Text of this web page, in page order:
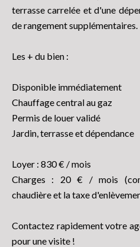
terrasse carrelée et d'une
de rangement supplémentaires.
Les + du bien :
Disponible immédiatement
Chauffage central au gaz
Permis de louer validé
Jardin, terrasse et dépendance
Loyer : 830 € / mois
Charges : 20 € / mois
chaudière et la taxe
Contactez rapidement votre
pour une visite !